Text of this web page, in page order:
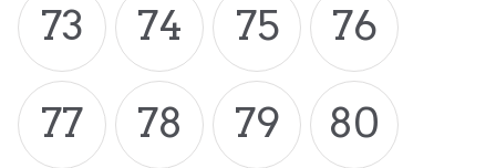
73
74 75
76
77
78 79
80